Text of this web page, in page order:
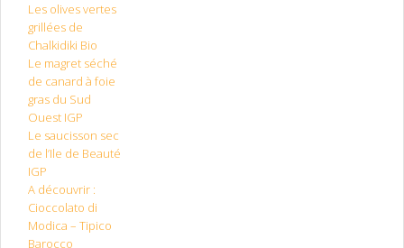
Les olives vertes
grillées de
Chalkidiki Bio
Le magret séché
de canard à foie
gras du Sud
Ouest IGP
Le saucisson sec
de l’Ile de Beauté
IGP
A découvrir :
Cioccolato di
Modica – Tipico
Barocco